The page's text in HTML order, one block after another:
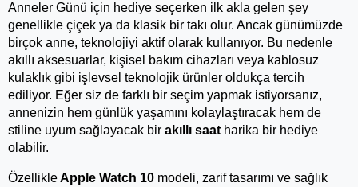
Anneler Günü için hediye seçerken ilk akla gelen şey
genellikle çiçek ya da klasik bir takı olur. Ancak günümüzde
birçok anne, teknolojiyi aktif olarak kullanıyor. Bu nedenle
akıllı aksesuarlar, kişisel bakım cihazları veya kablosuz
kulaklık gibi işlevsel teknolojik ürünler oldukça tercih
ediliyor. Eğer siz de farklı bir seçim yapmak istiyorsanız,
annenizin hem günlük yaşamını kolaylaştıracak hem de
stiline uyum sağlayacak bir akıllı saat harika bir hediye
olabilir.
Özellikle Apple Watch 10 modeli, zarif tasarımı ve sağlık